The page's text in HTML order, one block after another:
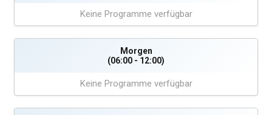
Keine Programme verfügbar
Morgen
(06:00 - 12:00)
Keine Programme verfügbar